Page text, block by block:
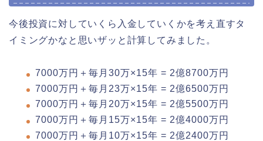
今後投資に対していくら入金していくかを考え直すタ
イミングかなと思いザッと計算してみました。
7000万円＋毎月30万×15年 = 2億8700万円
7000万円＋毎月23万×15年 = 2億6500万円
7000万円＋毎月20万×15年 = 2億5500万円
7000万円＋毎月15万×15年 = 2億4000万円
7000万円＋毎月10万×15年 = 2億2400万円